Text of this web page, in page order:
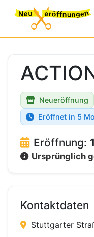
Neueröffnung
Eröffnet in 5
Eröffnung:
Ursprünglich
Kontaktdaten
Stuttgarter